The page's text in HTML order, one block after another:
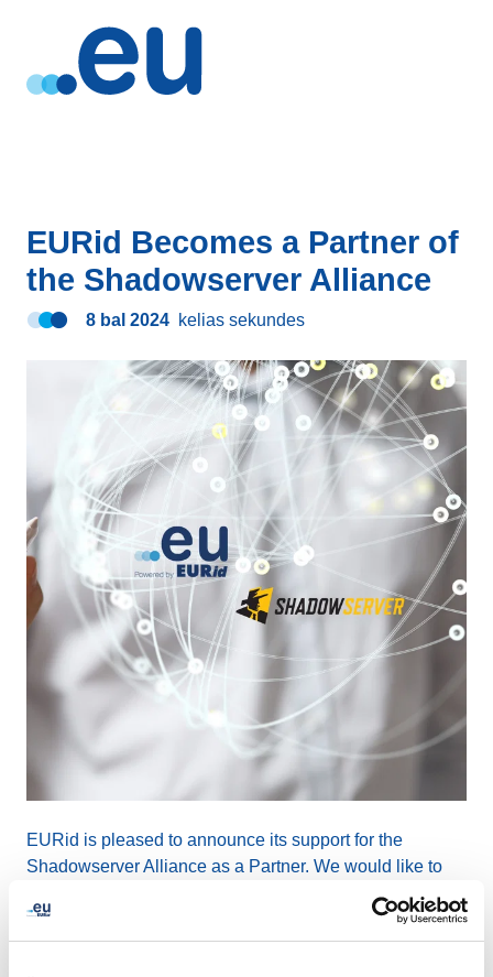
EURid Becomes a Partner of
the Shadowserver Alliance
8 bal 2024 kelias sekundes
EURid is pleased to announce its support for the
Shadowserver Alliance as a Partner. We would like to
, a prominent
actor in global cybersecurity, for warmly welcoming
EURid to its Alliance, aiming to collectively enhance